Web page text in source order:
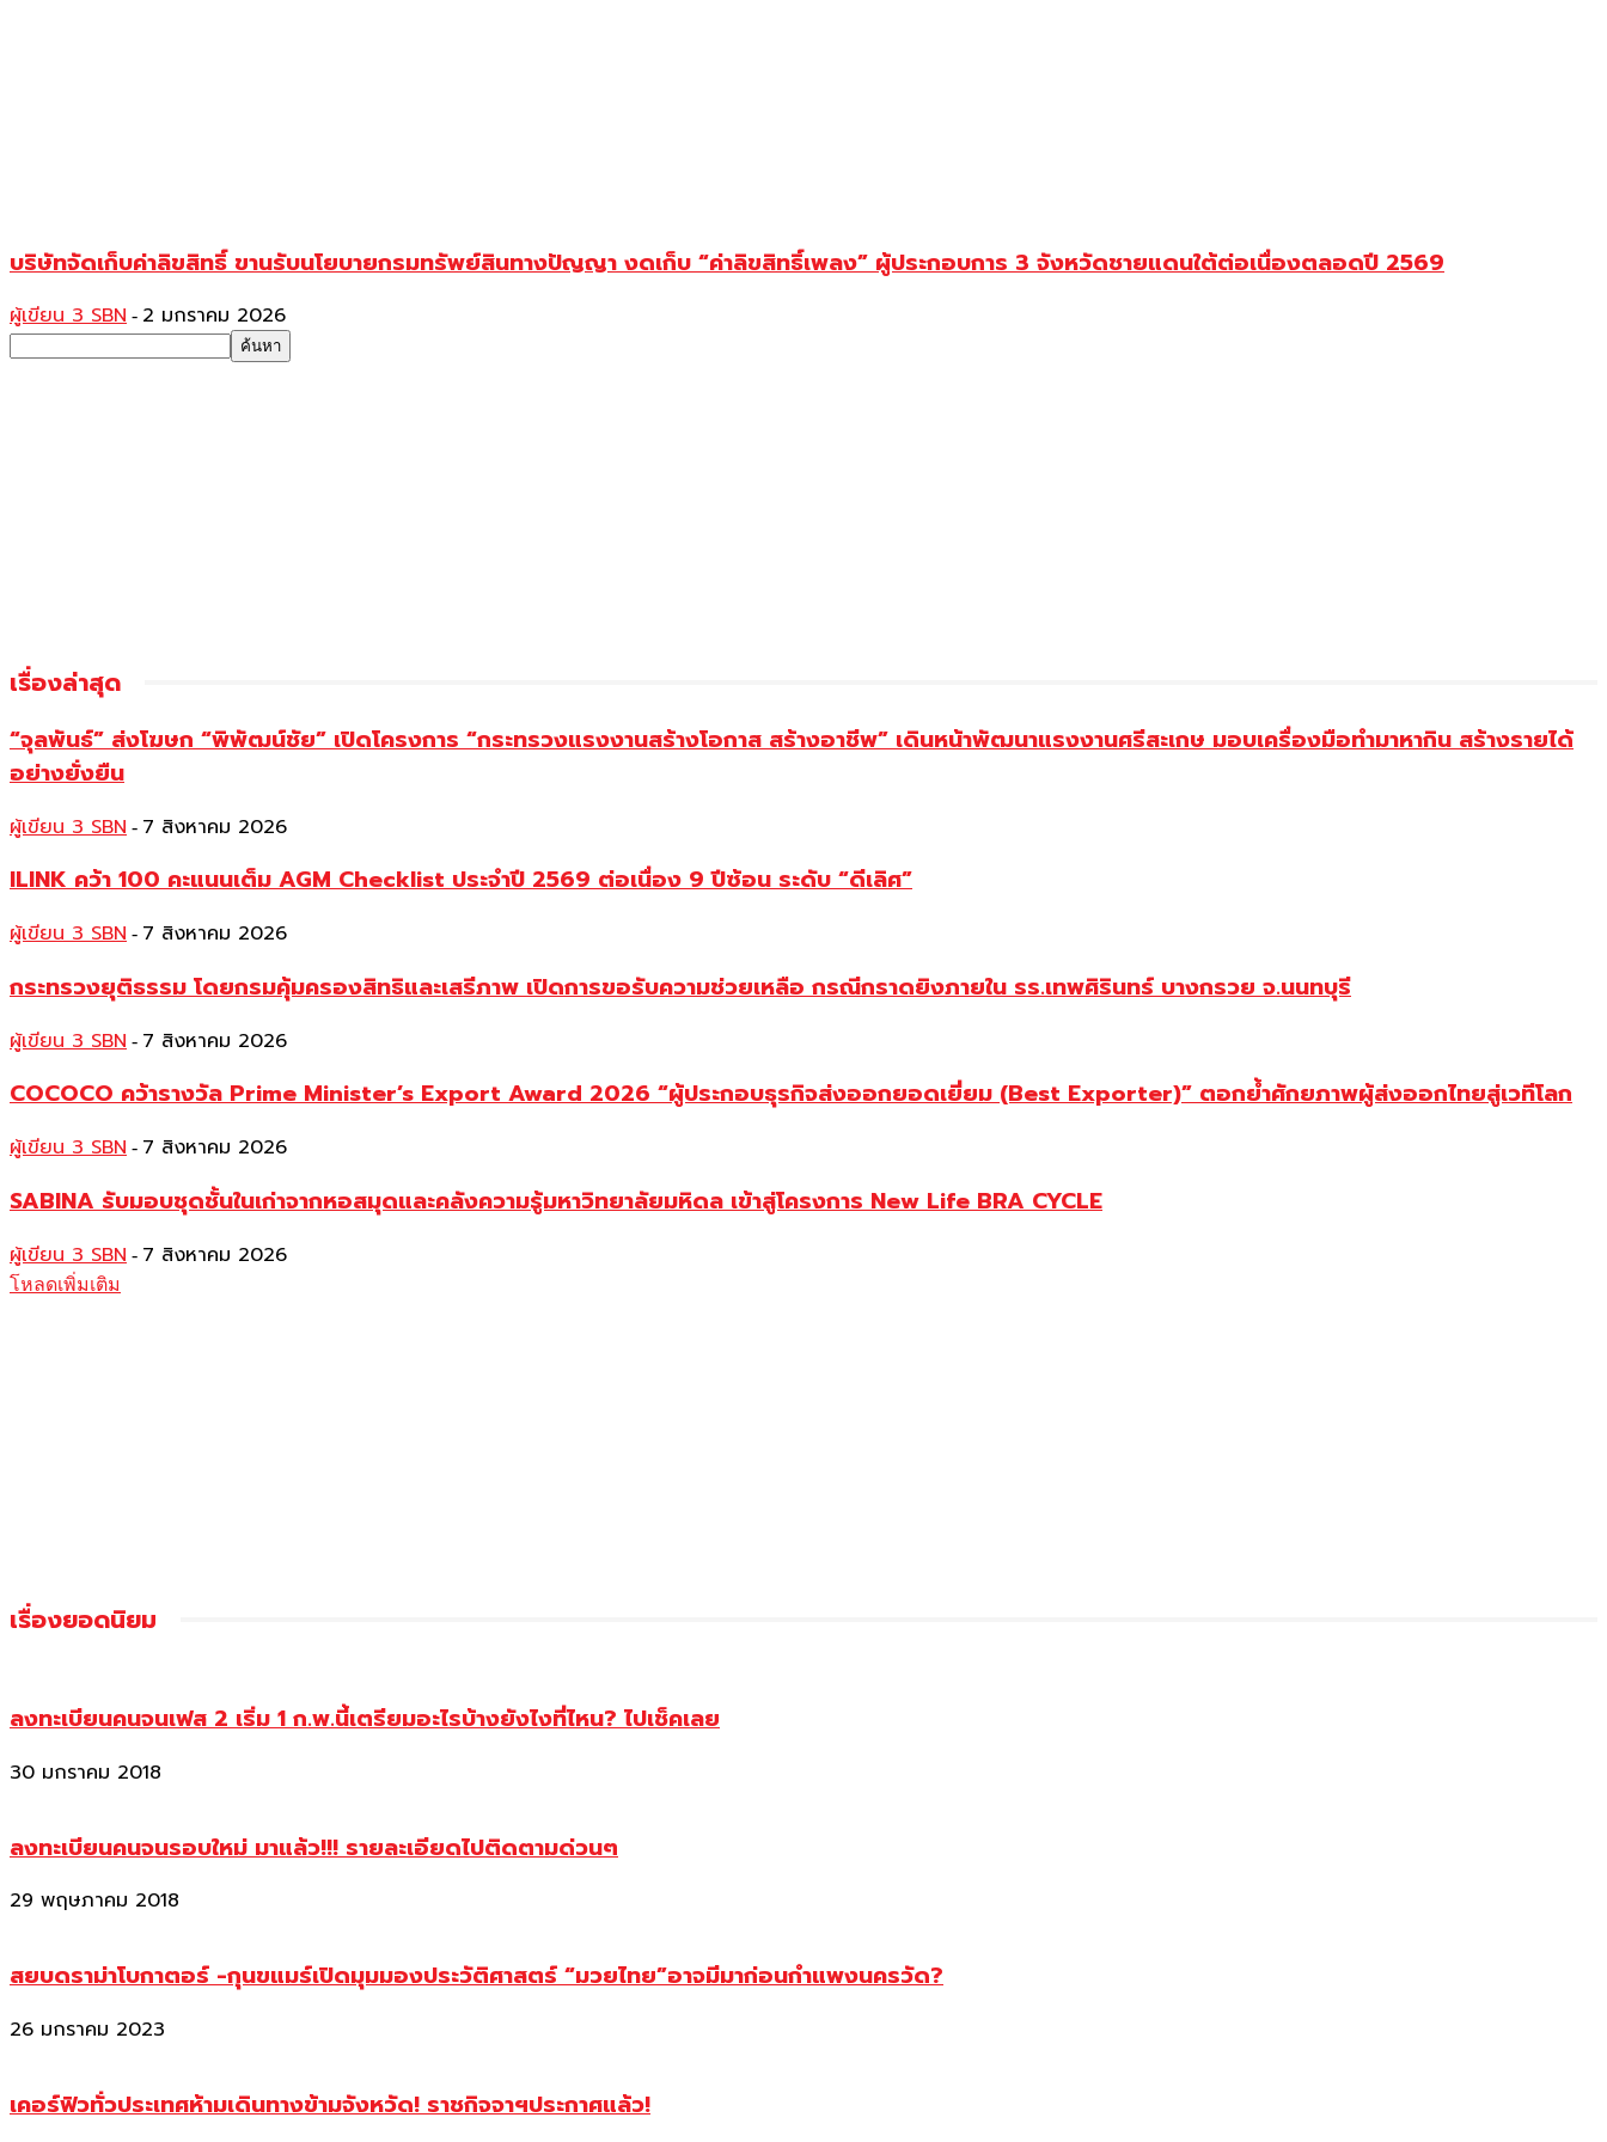
บริษัทจัดเก็บค่าลิขสิทธิ์ ขานรับนโยบายกรมทรัพย์สินทางปัญญา งดเก็บ “ค่าลิขสิทธิ์เพลง” ผู้ประกอบการ 3 จังหวัดชายแดนใต้ต่อเนื่องตลอดปี 2569
ผู้เขียน 3 SBN - 2 มกราคม 2026
เรื่องล่าสุด
“จุลพันธ์” ส่งโฆษก “พิพัฒน์ชัย” เปิดโครงการ “กระทรวงแรงงานสร้างโอกาส สร้างอาชีพ” เดินหน้าพัฒนาแรงงานศรีสะเกษ มอบเครื่องมือทำมาหากิน สร้างรายได้
อย่างยั่งยืน
ผู้เขียน 3 SBN - 7 สิงหาคม 2026
ILINK คว้า 100 คะแนนเต็ม AGM Checklist ประจำปี 2569 ต่อเนื่อง 9 ปีซ้อน ระดับ “ดีเลิศ”
ผู้เขียน 3 SBN - 7 สิงหาคม 2026
กระทรวงยุติธรรม โดยกรมคุ้มครองสิทธิและเสรีภาพ เปิดการขอรับความช่วยเหลือ กรณีกราดยิงภายใน รร.เทพศิรินทร์ บางกรวย จ.นนทบุรี
ผู้เขียน 3 SBN - 7 สิงหาคม 2026
COCOCO คว้ารางวัล Prime Minister’s Export Award 2026 “ผู้ประกอบธุรกิจส่งออกยอดเยี่ยม (Best Exporter)” ตอกย้ำศักยภาพผู้ส่งออกไทยสู่เวทีโลก
ผู้เขียน 3 SBN - 7 สิงหาคม 2026
SABINA รับมอบชุดชั้นในเก่าจากหอสมุดและคลังความรู้มหาวิทยาลัยมหิดล เข้าสู่โครงการ New Life BRA CYCLE
ผู้เขียน 3 SBN - 7 สิงหาคม 2026
โหลดเพิ่มเติม
เรื่องยอดนิยม
ลงทะเบียนคนจนเฟส 2 เริ่ม 1 ก.พ.นี้เตรียมอะไรบ้างยังไงที่ไหน? ไปเช็คเลย
30 มกราคม 2018
ลงทะเบียนคนจนรอบใหม่ มาแล้ว!!! รายละเอียดไปติดตามด่วนๆ
29 พฤษภาคม 2018
สยบดราม่าโบกาตอร์ -กุนขแมร์เปิดมุมมองประวัติศาสตร์ “มวยไทย”อาจมีมาก่อนกำแพงนครวัด?
26 มกราคม 2023
เคอร์ฟิวทั่วประเทศห้ามเดินทางข้ามจังหวัด! ราชกิจจาฯประกาศแล้ว!